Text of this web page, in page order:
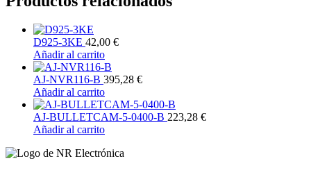
D925-3KE 42,00 €
Añadir al carrito
AJ-NVR116-B 395,28 €
Añadir al carrito
AJ-BULLETCAM-5-0400-B 223,28 €
Añadir al carrito